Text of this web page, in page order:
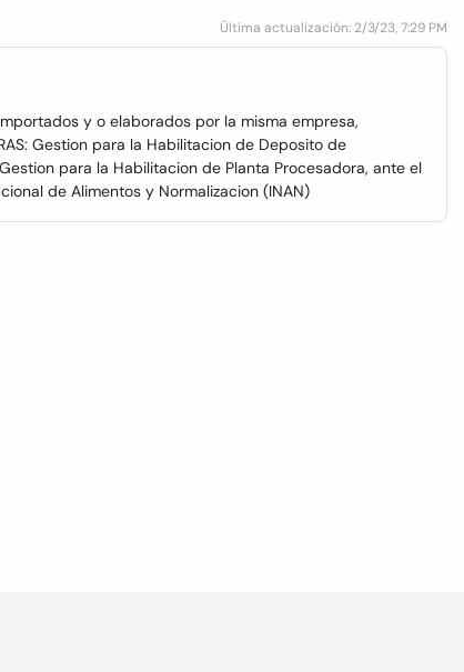
Última actualización: 2/3/23, 7:29 PM
Importados y o elaborados por la misma empresa,
Gestion para la Habilitacion de Deposito de
Gestion para la Habilitacion de Planta Procesadora, ante el
de Alimentos y Normalizacion (INAN)